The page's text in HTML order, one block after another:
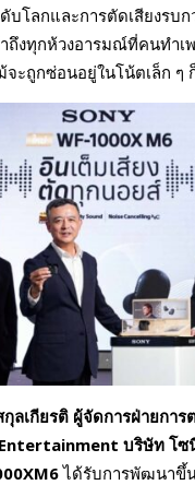
บโลกและการตัดเสียงรบ
ถึงทุกห้วงอารมณ์ที่คนทำเ
จะถูกซ่อนอยู่ในโน้ตเล็ก ๆ
ลเกียรติ ผู้จัดการฝ่ายกา
บริษัท โซ
ได้รับการพัฒนาขึ้